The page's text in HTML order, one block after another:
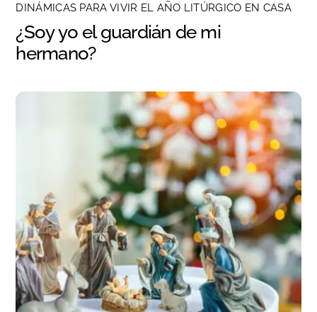
DINÁMICAS PARA VIVIR EL AÑO LITÚRGICO EN CASA
¿Soy yo el guardián de mi
hermano?